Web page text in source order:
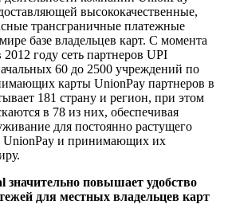
высококачественные,
трансграничные платежные
базе владельцев карт. С момента
году сеть партнеров UPI
60 до 2500 учреждений по
карты UnionPay партнеров в
181 страну и регион, при этом
в 78 из них, обеспечивая
для постоянно растущего
UnionPay и принимающих их
значительно повышает удобство
для местных владельцев карт